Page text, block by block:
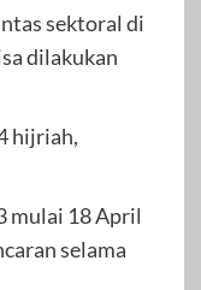
sektoral di
dilakukan
hijriah,
mulai 18 April
selama